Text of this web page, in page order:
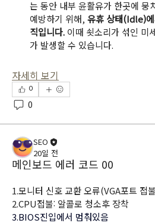
는 동안 내부 윤활유가 한곳에 뭉
예방하기 위해, 유휴 상태(Idle)
직입니다. 이때 쇳소리가 섞인 미
가 발생할 수 있습니다.
자세히 보기
0
0
SEO
20일 전
메인보드 에러 코드 00
1.모니터 신호 교환 오류(VGA포트 접
2.CPU접불: 알콜로 청소후 장착
3.BIOS진입에서 멈춰있음